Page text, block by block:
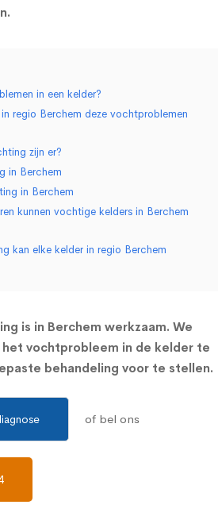
in een kelder?
regio Berchem deze vochtproblemen
zijn er?
in Berchem
in Berchem
kunnen vochtige kelders in Berchem
kan elke kelder in regio Berchem
is in Berchem werkzaam. We
het vochtprobleem in de kelder te
behandeling voor te stellen.
of bel ons